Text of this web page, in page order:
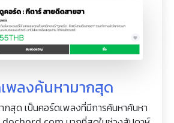
พลงค้นหามากสุด
กสุด เป็นคอร์ดเพลงที่มีการค้นหาค้นหา